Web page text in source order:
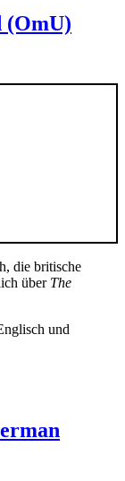
die britische
über The
und